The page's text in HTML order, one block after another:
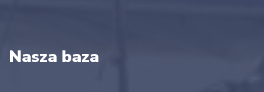
Nasza baza